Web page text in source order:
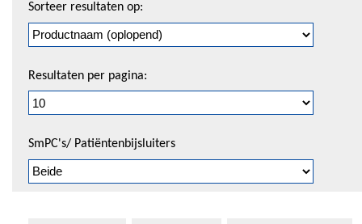
pagineren
Sorteer resultaten op:
Resultaten per pagina:
SmPC's/ Patiëntenbijsluiters